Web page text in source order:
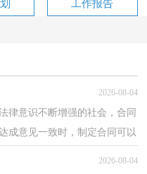
工作报告
2026-08-04
律意识不断增强的社会，合同
成意见一致时，制定合同可以
当然也有不同的...
2026-08-04